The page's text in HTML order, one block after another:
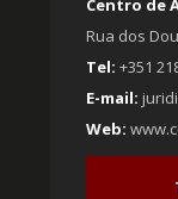
Centro de
Rua dos
Tel: +351
E-mail:
Web: